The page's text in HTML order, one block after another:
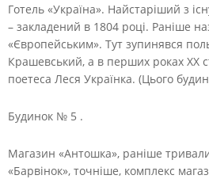
Готель «Україна». Найстаріший з
– закладений в 1804 році. Раніше
«Європейським». Тут зупинявся
Крашевський, а в перших роках ХХ
поетеса Леся Українка. (Цього
Будинок № 5 .
Магазин «Антошка», раніше
«Барвінок», точніше, комплекс